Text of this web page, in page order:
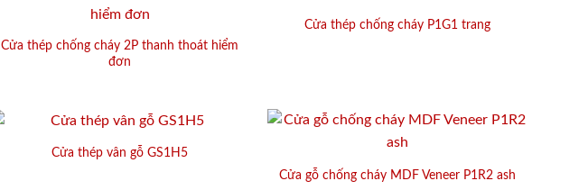
Cửa thép chống cháy 2P thanh thoát hiểm
đơn
Cửa thép chống cháy P1G1 trang
Cửa thép vân gỗ GS1H5
Cửa gỗ chống cháy MDF Veneer P1R2 ash